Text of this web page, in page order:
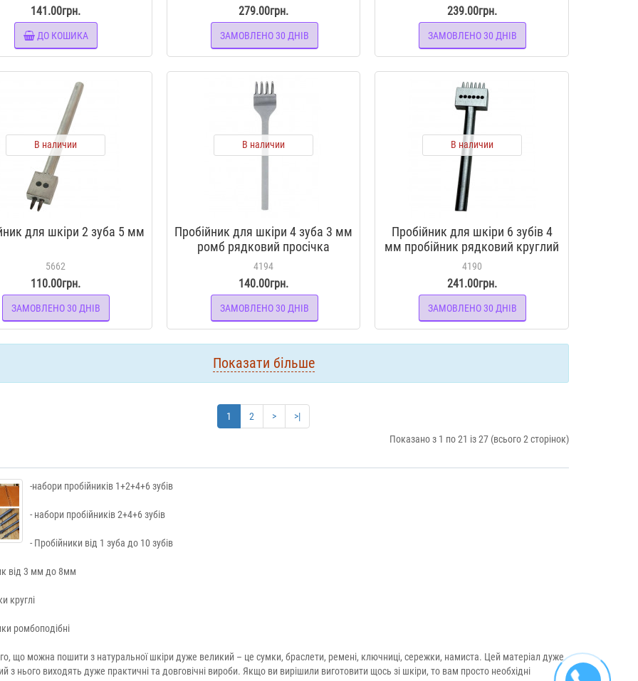
141.00грн.
ДО КОШИКА
279.00грн.
ЗАМОВЛЕНО 30 ДНІВ
239.00грн.
ЗАМОВЛЕНО 30 ДНІВ
В наличии
для шкіри 2 зуба 5 мм
5662
110.00грн.
ЗАМОВЛЕНО 30 ДНІВ
В наличии
Пробійник для шкіри 4 зуба 3 мм
ромб рядковий просічка
вилковая інструмент для шкіри
4194
140.00грн.
ЗАМОВЛЕНО 30 ДНІВ
В наличии
Пробійник для шкіри 6 зубів 4
мм пробійник рядковий круглий
просічка вилковая інструмент
для шкіри
4190
241.00грн.
ЗАМОВЛЕНО 30 ДНІВ
Показати більше
1 2 >
>|
Показано з 1 по 21 із 27 (всього 2 сторінок)
-набори пробійників 1+2+4+6 зубів
- набори пробійників 2+4+6 зубів
- Пробійники від 1 зуба до 10 зубів
від 3 мм до 8мм
круглі
ромбоподібні
що можна пошити з натуральної шкіри дуже великий – це сумки, браслети, ремені, ключниці, сережки, намиста. Цей матеріал дуже
з нього виходять дуже практичні та довговічні вироби. Якщо ви вирішили виготовити щось зі шкіри, то вам просто необхідні